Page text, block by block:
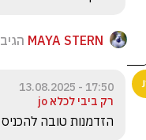
MAYA STERN
17:50 - 13.08.2025
רק ביבי לכלא jo
הזדמנות טובה